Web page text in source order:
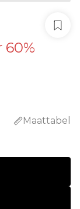
60%
Maattabel